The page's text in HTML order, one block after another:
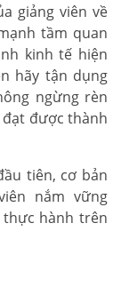
giảng viên về
tầm quan
kinh tế hiện
hãy tận dụng
ngừng rèn
được thành
tiên, cơ bản
nắm vững
hành trên